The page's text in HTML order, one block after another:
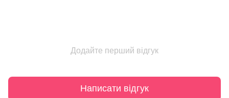
Додайте перший відгук
Написати відгук